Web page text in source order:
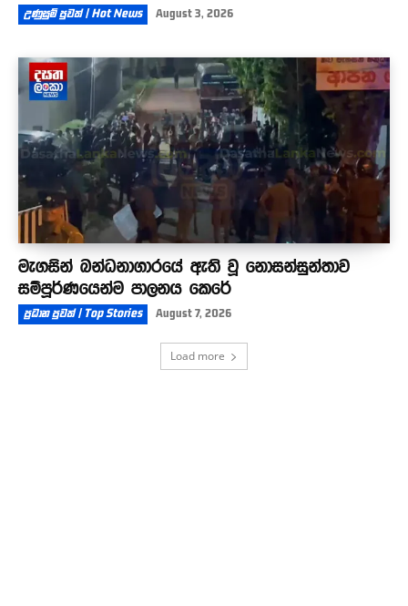
උණුසුම් පුවත් | Hot News August 3, 2026
මැගසින් බන්ධනාගාරයේ ඇති වූ නොසන්සුන්තාව
සම්පූර්ණයෙන්ම පාලනය කෙරේ
ප්‍රධාන පුවත් | Top Stories August 7, 2026
Load more